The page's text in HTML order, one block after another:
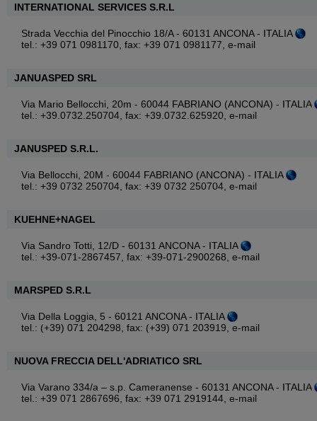
INTERNATIONAL SERVICES S.R.L
Strada Vecchia del Pinocchio 18/A - 60131 ANCONA - ITALIA
tel.: +39 071 0981170, fax: +39 071 0981177, e-mail
JANUASPED SRL
Via Mario Bellocchi, 20m - 60044 FABRIANO (ANCONA) - ITALIA
tel.: +39.0732.250704, fax: +39.0732.625920, e-mail
JANUSPED S.R.L.
Via Bellocchi, 20M - 60044 FABRIANO (ANCONA) - ITALIA
tel.: +39 0732 250704, fax: +39 0732 250704, e-mail
KUEHNE+NAGEL
Via Sandro Totti, 12/D - 60131 ANCONA - ITALIA
tel.: +39-071-2867457, fax: +39-071-2900268, e-mail
MARSPED S.R.L
Via Della Loggia, 5 - 60121 ANCONA - ITALIA
tel.: (+39) 071 204298, fax: (+39) 071 203919, e-mail
NUOVA FRECCIA DELL'ADRIATICO SRL
Via Varano 334/a – s.p. Cameranense - 60131 ANCONA - ITALIA
tel.: +39 071 2867696, fax: +39 071 2919144, e-mail